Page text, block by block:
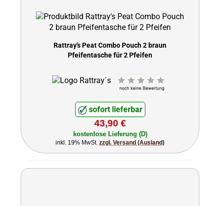
Rattray's Peat Combo Pouch 2 braun
Pfeifentasche für 2 Pfeifen
sofort lieferbar
43,90 €
kostenlose Lieferung (D)
inkl. 19% MwSt. zzgl. Versand (Ausland)